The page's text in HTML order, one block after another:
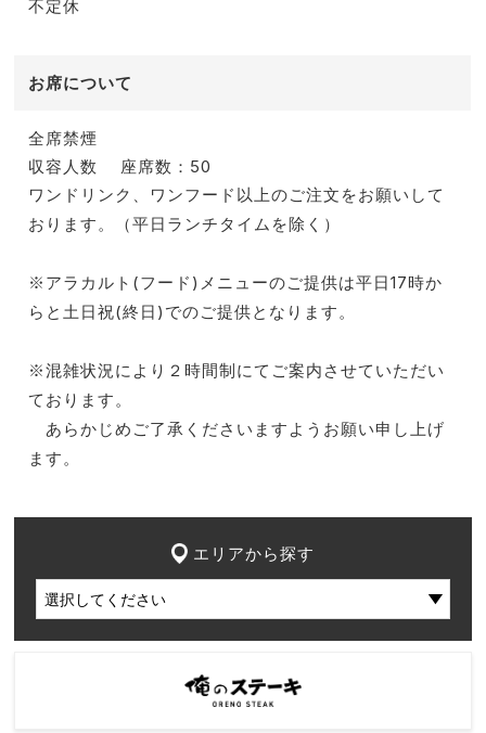
不定休
お席について
全席禁煙
収容人数 座席数：50
ワンドリンク、ワンフード以上のご注文をお願いして
おります。（平日ランチタイムを除く）
※アラカルト(フード)メニューのご提供は平日17時か
らと土日祝(終日)でのご提供となります。
※混雑状況により２時間制にてご案内させていただい
ております。
あらかじめご了承くださいますようお願い申し上げ
ます。
エリアから探す